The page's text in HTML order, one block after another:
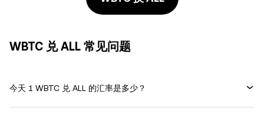
WBTC 兑 ALL 常见问题
今天 1 WBTC 兑 ALL 的汇率是多少？